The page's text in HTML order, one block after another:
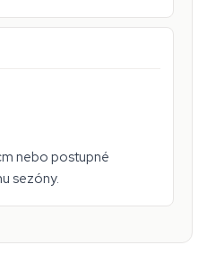
nebo postupné
sezóny.